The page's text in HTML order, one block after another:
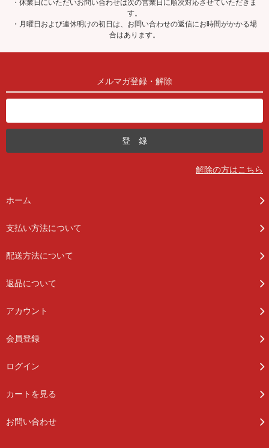
・休業日にいただいお問い合わせは次の営業日に順次対応させていただきま
す。
・月曜日および連休明けの初日は、お問い合わせの返信にお時間がかかる場
合はあります。
メルマガ登録・解除
解除の方はこちら
ホーム
支払い方法について
配送方法について
返品について
アカウント
会員登録
ログイン
カートを見る
お問い合わせ